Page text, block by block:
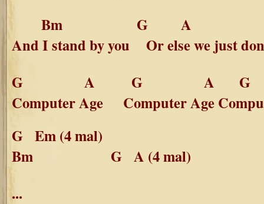
Bm G
And I stand by you Or else we just
G A G A
Computer Age Computer Age
G Em (4 mal)
Bm G A (4 mal)
...